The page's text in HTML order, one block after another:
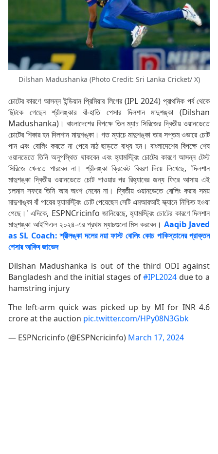
Dilshan Madushanka (Photo Credit: Sri Lanka Cricket/ X)
চোটের কারণে আসন্ন ইন্ডিয়ান প্রিমিয়ার লিগের (IPL 2024) প্রাথমিক পর্ব থেকে
ছিটকে গেছেন শ্রীলঙ্কার বাঁ-হাতি পেসার দিলশান মাদুশঙ্কা (Dilshan
Madushanka)। বাংলাদেশের বিপক্ষে তিন ম্যাচ সিরিজের দ্বিতীয় ওয়ানডেতে
চোটের শিকার হন দিলশান মাদুশঙ্কা। গত ম্যাচে মাদুশঙ্কা তার সপ্তম ওভারে চোট
পান এবং বোলিং করতে না পেরে মাঠ ছাড়তে বাধ্য হন। বাংলাদেশের বিপক্ষে শেষ
ওয়ানডেতে তিনি অনুপস্থিত থাকবেন এবং হ্যামস্ট্রিং চোটের কারণে আসন্ন টেস্ট
সিরিজে খেলতে পারবেন না। শ্রীলঙ্কা ক্রিকেট বিবরণ দিয়ে লিখেছে, 'দিলশান
মাদুশঙ্কা দ্বিতীয় ওয়ানডেতে চোট পাওয়ার পর রিহ্যাবের জন্য ফিরে আসায় এই
চলমান সফরে তিনি আর অংশ নেবেন না। দ্বিতীয় ওয়ানডেতে বোলিং করার সময়
মাদুশাঙ্কা বাঁ পায়ের হ্যামস্ট্রিং চোট পেয়েছেন সেটি এমআরআই স্ক্যানে নিশ্চিত হওয়া
গেছে।' এদিকে, ESPNCricinfo জানিয়েছে, হ্যামস্ট্রিং চোটের কারণে দিলশান
মাদুশঙ্কা আইপিএল ২০২৪-এর প্রথম ম্যাচগুলো মিস করবেন।Aaqib Javed
as SL Coach: শ্রীলঙ্কা দলের নয়া ফাস্ট বোলিং কোচ পাকিস্তানের প্রাক্তন
পেসার আকিব জাভেদ
Dilshan Madushanka is out of the third ODI against
Bangladesh and the initial stages of#IPL2024 due to a
hamstring injury
The left-arm quick was picked up by MI for INR 4.6
crore at the auction pic.twitter.com/HPy08N3Gbk
— ESPNcricinfo (@ESPNcricinfo) March 17, 2024